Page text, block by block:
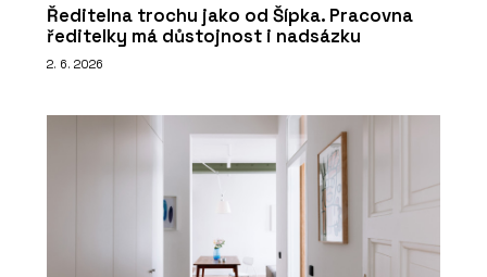
Ředitelna trochu jako od Šípka. Pracovna
ředitelky má důstojnost i nadsázku
2. 6. 2026